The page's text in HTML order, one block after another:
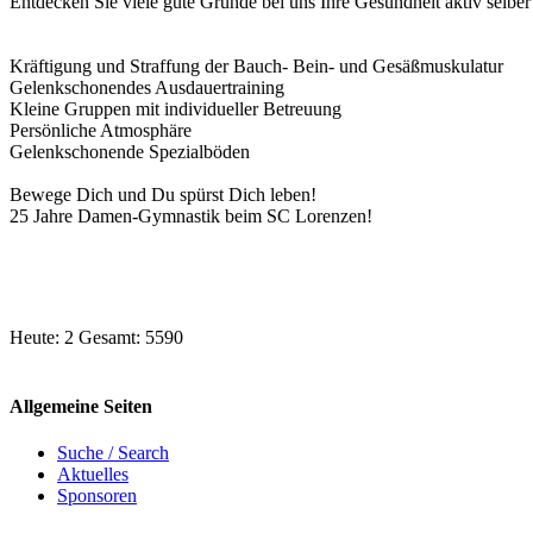
Kräftigung und Straffung der Bauch- Bein- und Gesäßmuskulatur
Gelenkschonendes Ausdauertraining
Kleine Gruppen mit individueller Betreuung
Persönliche Atmosphäre
Gelenkschonende Spezialböden
Bewege Dich und Du spürst Dich leben!
25 Jahre Damen-Gymnastik beim SC Lorenzen!
Heute: 2 Gesamt: 5590
Allgemeine Seiten
Suche / Search
Aktuelles
Sponsoren